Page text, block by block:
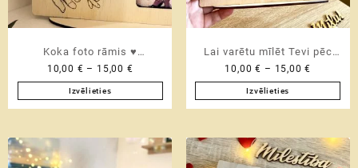
the
page
the
page
Koka foto rāmis ♥
Personalizēta Valentīna
dienas dāvana otrai pusītei
10,00 € – 15,00 €
range:
10,00 €
15,00 €
Izvēlieties
This
has
Lai varētu mīlēt Tevi pēc
iespējas ilgāk ♥
Personalizējama
Valentīndienas dāvana otrai
10,00€ – 15,00€
range:
10,00 €
15,00 €
Izvēlieties
This
has
multiple